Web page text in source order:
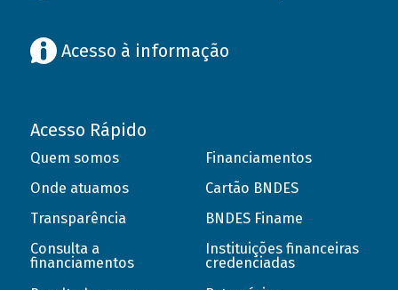
Acesso à informação
Acesso Rápido
Quem somos
Onde atuamos
Transparência
Consulta a
financiamentos
Financiamentos
Cartão BNDES
BNDES Finame
Instituições financeiras
credenciadas